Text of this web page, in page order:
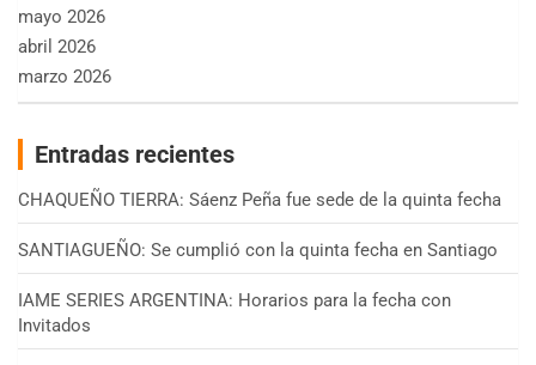
mayo 2026
abril 2026
marzo 2026
Entradas recientes
CHAQUEÑO TIERRA: Sáenz Peña fue sede de la quinta fecha
SANTIAGUEÑO: Se cumplió con la quinta fecha en Santiago
IAME SERIES ARGENTINA: Horarios para la fecha con
Invitados